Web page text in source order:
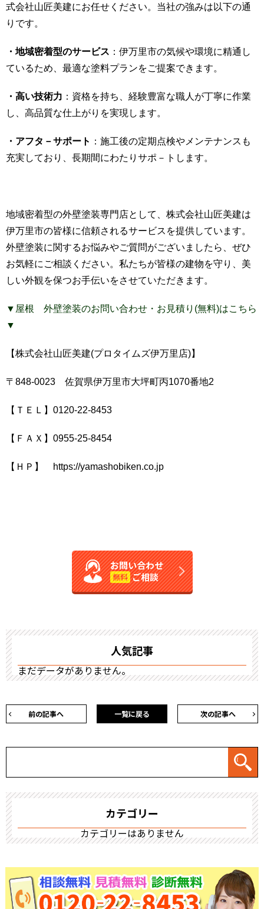
式会社山匠美建にお任せください。当社の強みは以下の通
りです。
・地域密着型のサービス ：伊万里市の気候や環境に精通し
ているため、最適な塗料プランをご提案できます。
・高い技術力 ：資格を持ち、経験豊富な職人が丁寧に作業
し、高品質な仕上がりを実現します。
・アフタ－サポート ：施工後の定期点検やメンテナンスも
充実しており、長期間にわたりサポ－トします。
地域密着型の外壁塗装専門店として、株式会社山匠美建は
伊万里市の皆様に信頼されるサービスを提供しています。
外壁塗装に関するお悩みやご質問がございましたら、ぜひ
お気軽にご相談ください。私たちが皆様の建物を守り、美
しい外観を保つお手伝いをさせていただきます。
▼屋根 外壁塗装のお問い合わせ・お見積り(無料)はこちら
▼
【株式会社山匠美建(プロタイムズ伊万里店)】
〒848-0023 佐賀県伊万里市大坪町丙1070番地2
【ＴＥＬ】0120-22-8453
【ＦＡＸ】0955-25-8454
【ＨＰ】 https://yamashobiken.co.jp
お問い合わせ
無料 ご相談
人気記事
まだデータがありません。
前の記事へ 次の記事へ
一覧に戻る
カテゴリー
カテゴリーはありません